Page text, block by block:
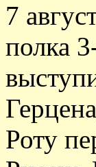
7
полка
Роту